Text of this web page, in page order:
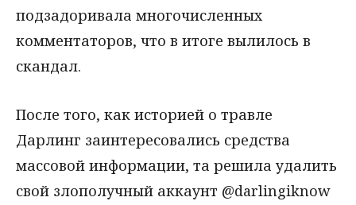
подзадоривала многочисленных
комментаторов, что в итоге вылилось в
скандал.
После того, как историей о травле
Дарлинг заинтересовались средства
массовой информации, та решила удалить
свой злополучный аккаунт @darlingiknow